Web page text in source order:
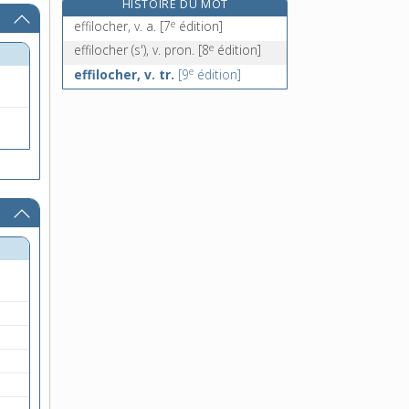
efflanqué, -ée, adj.
efflanquer, v. tr.
effleurage, n. m.
effleurement, n. m.
HISTOIRE DU MOT
effilocher, v. a. [7e édition]
effilocher (s'), v. pron. [8e édition]
effilocher, v. tr. [9e édition]